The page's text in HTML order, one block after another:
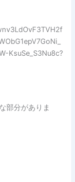
部分がありま